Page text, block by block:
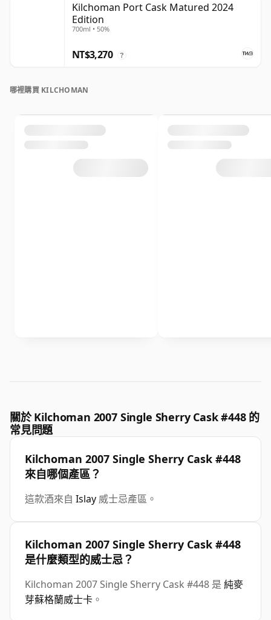
Kilchoman Port Cask Matured 2024
Edition
700ml • 50%
NT$3,270 ?
哪裡購買 KILCHOMAN
關於 Kilchoman 2007 Single Sherry Cask #448 的
常見問題
Kilchoman 2007 Single Sherry Cask #448
來自哪個產區？
這款酒來自 Islay 威士忌產區。
Kilchoman 2007 Single Sherry Cask #448
是什麼類型的威士忌？
Kilchoman 2007 Single Sherry Cask #448 是 純麥
芽蘇格蘭威士卡 。